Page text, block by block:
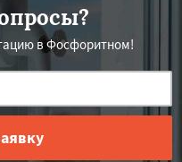
в Фосфоритном!